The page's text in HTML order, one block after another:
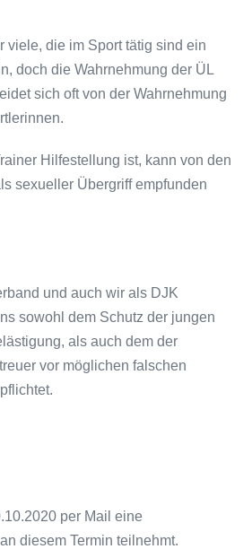
viele, die im Sport tätig sind ein
doch die Wahrnehmung der ÜL
sich oft von der Wahrnehmung
Hilfestellung ist, kann von den
sexueller Übergriff empfunden
und auch wir als DJK
sowohl dem Schutz der jungen
als auch dem der
vor möglichen falschen
per Mail eine
diesem Termin teilnehmt.